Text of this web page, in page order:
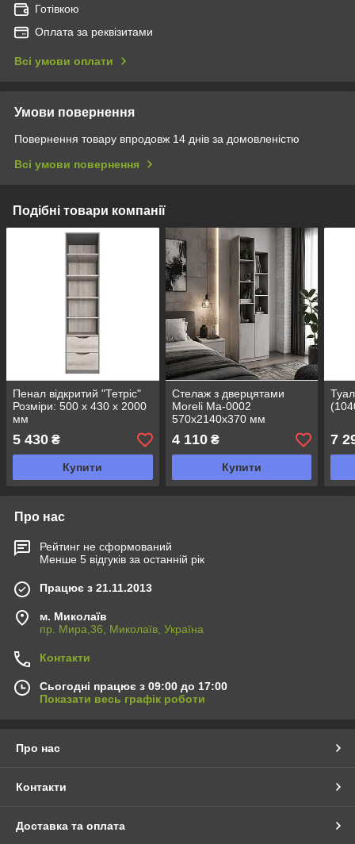
Готівкою
Оплата за реквізитами
Всі умови оплати
Умови повернення
Повернення товару впродовж 14 днів за домовленістю
Всі умови повернення
Подібні товари компанії
Пенал відкритий "Тетріс"
Розміри: 500 х 430 х 2000
мм
5 430 ₴
Купити
Стелаж з дверцятами
Moreli Ma-0002
570х2140х370 мм
4 110₴
Купити
7
Про нас
Рейтинг не сформований
Менше 5 відгуків за останній рік
Працює з 21.11.2013
м. Миколаїв
пр. Мира,36, Миколаїв, Україна
Контакти
Сьогодні працює з 09:00 до 17:00
Показати весь графік роботи
Про нас
Контакти
Доставка та оплата